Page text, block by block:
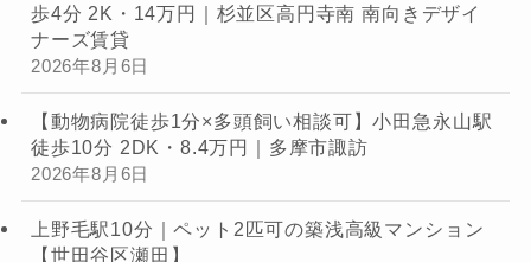
歩4分 2K・14万円｜杉並区高円寺南 南向きデザイ
ナーズ賃貸
2026年8月6日
【動物病院徒歩1分×多頭飼い相談可】小田急永山駅
徒歩10分 2DK・8.4万円｜多摩市諏訪
2026年8月6日
上野毛駅10分｜ペット2匹可の築浅高級マンション
【世田谷区瀬田】